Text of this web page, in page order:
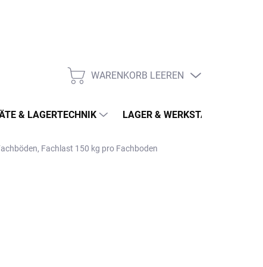
WARENKORB
WARENKORB LEEREN
& LAGERTECHNIK LAGER & WERKSTATT
Fachlast 150 kg pro Fachboden